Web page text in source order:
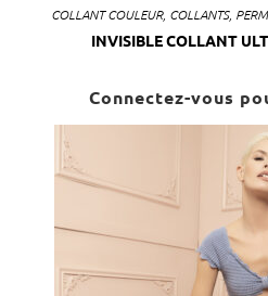
COLLANT COULEUR, COLLANTS,
INVISIBLE COLLANT
Connectez-vous